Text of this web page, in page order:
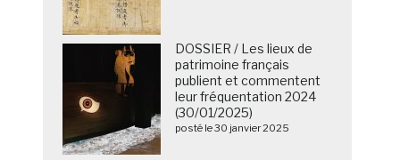
DOSSIER / Les lieux de
patrimoine français
publient et commentent
leur fréquentation 2024
(30/01/2025)
posté le 30 janvier 2025